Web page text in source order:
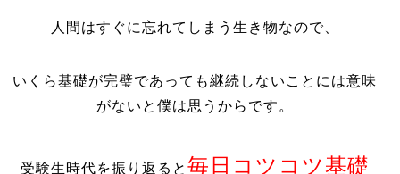
人間はすぐに忘れてしまう生き物なので、
いくら基礎が完璧であっても継続しないことには意味
がないと僕は思うからです 。
受験生時代を振り返ると 毎日コツコツ基礎